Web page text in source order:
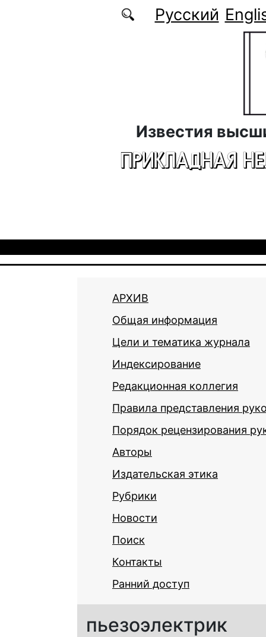
Перейти к основному содержаниюРусский
Известия
ПРИКЛАДНАЯ
АРХИВ
Общая информация
Цели и тематика журнала
Индексирование
Редакционная коллегия
Правила представления
Порядок рецензирования
Авторы
Издательская этика
Рубрики
Новости
Поиск
Контакты
Ранний доступ
пьезоэлектрик